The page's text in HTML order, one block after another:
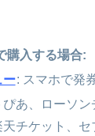
購入する場合:
ー: スマホで発
ぴあ、ローソ
チケット、セ